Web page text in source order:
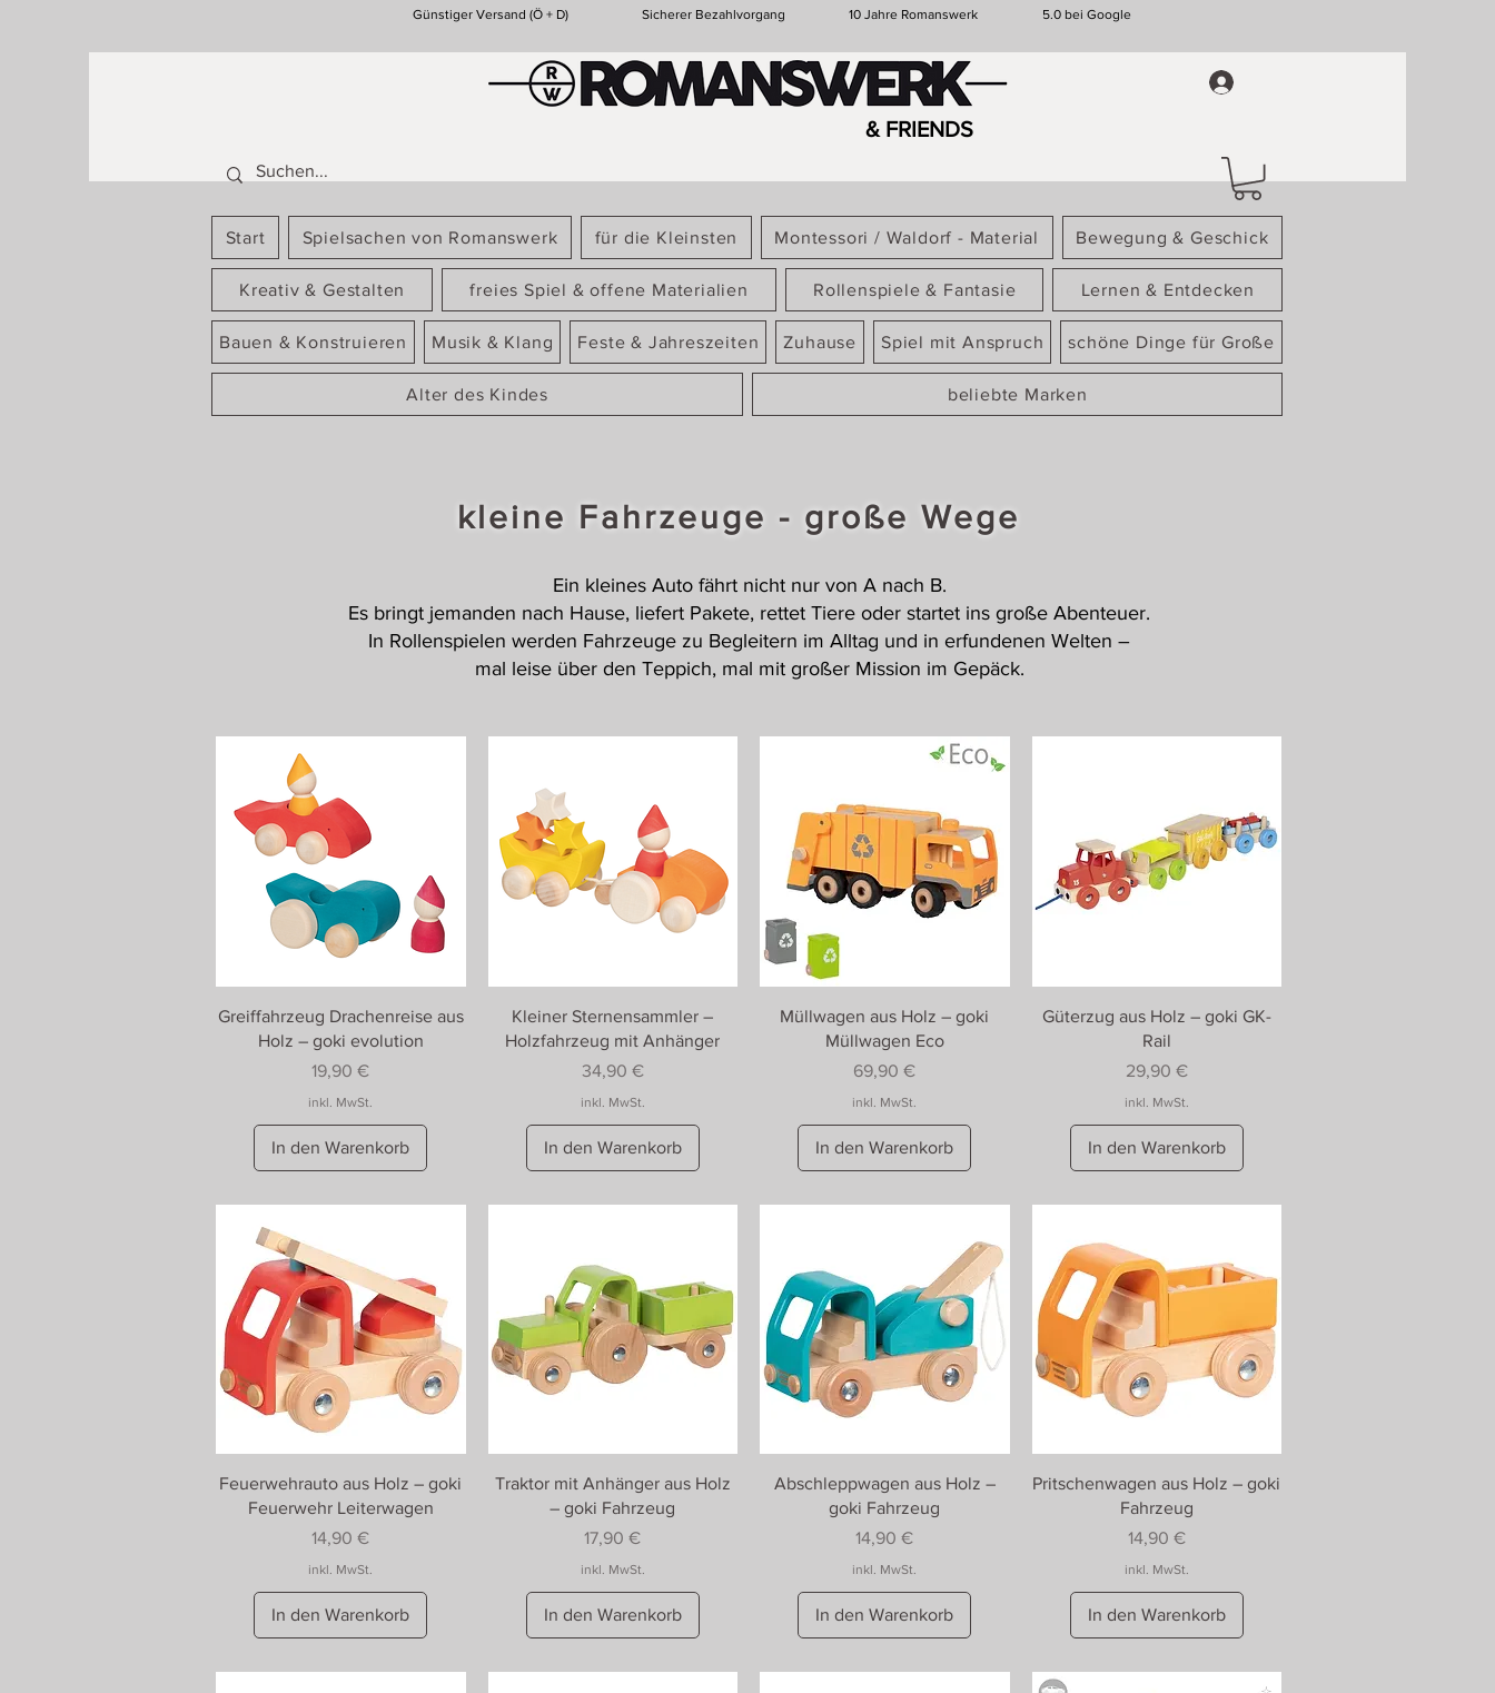
Günstiger Versand (Ö + D) Sicherer Bezahlvorgang 10 Jahre Romanswerk 5.0 bei Google
& FRIENDS
Start Spielsachen von Romanswerk für die Kleinsten Montessori / Waldorf - Material Bewegung & Geschick
Kreativ & Gestalten freies Spiel & offene Materialien Rollenspiele & Fantasie Lernen & Entdecken
Bauen & Konstruieren Musik & Klang Feste & Jahreszeiten Zuhause Spiel mit Anspruch schöne Dinge für Große
Alter des Kindes beliebte Marken
kleine Fahrzeuge - große Wege
Ein kleines Auto fährt nicht nur von A nach B.
Es bringt jemanden nach Hause, liefert Pakete, rettet Tiere oder startet ins große Abenteuer.
In Rollenspielen werden Fahrzeuge zu Begleitern im Alltag und in erfundenen Welten –
mal leise über den Teppich, mal mit großer Mission im Gepäck.
Greiffahrzeug Drachenreise aus
Holz – goki evolution
Preis
19,90 €
inkl. MwSt.
In den Warenkorb
Kleiner Sternensammler –
Holzfahrzeug mit Anhänger
Preis
34,90 €
inkl. MwSt.
In den Warenkorb
Müllwagen aus Holz – goki
Müllwagen Eco
Preis
69,90 €
inkl. MwSt.
In den Warenkorb
Güterzug aus Holz – goki GK-
Rail
Preis
29,90 €
inkl. MwSt.
In den Warenkorb
Feuerwehrauto aus Holz – goki
Feuerwehr Leiterwagen
Preis
14,90 €
inkl. MwSt.
In den Warenkorb
Traktor mit Anhänger aus Holz
– goki Fahrzeug
Preis
17,90 €
inkl. MwSt.
In den Warenkorb
Abschleppwagen aus Holz –
goki Fahrzeug
Preis
14,90 €
inkl. MwSt.
In den Warenkorb
Pritschenwagen aus Holz – goki
Fahrzeug
Preis
14,90 €
inkl. MwSt.
In den Warenkorb